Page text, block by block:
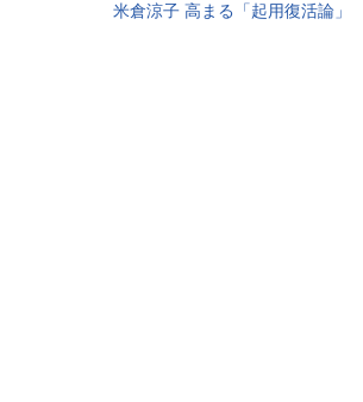
米倉涼子 高まる「起用復活論」